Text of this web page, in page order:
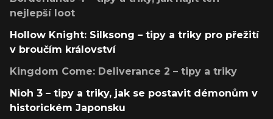
nejlepší loot
Hollow Knight: Silksong – tipy a triky pro přežití
v broučím království
Kingdom Come: Deliverance 2 – tipy a triky
Nioh 3 – tipy a triky, jak se postavit démonům v
historickém Japonsku